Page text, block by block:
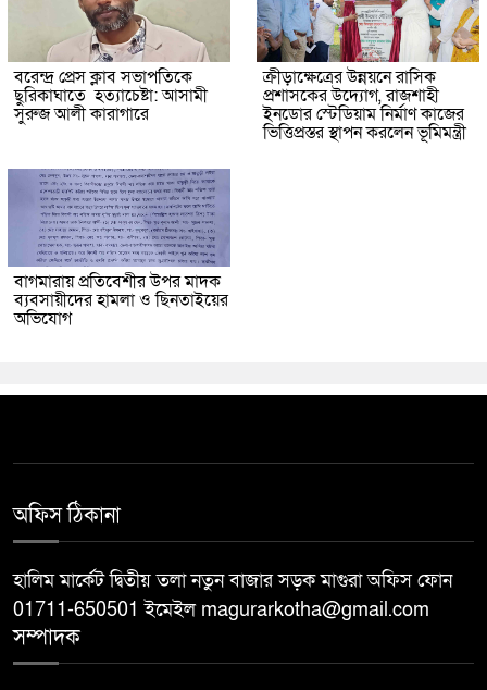
বরেন্দ্র প্রেস ক্লাব সভাপতিকে
ছুরিকাঘাতে হত্যাচেষ্টা: আসামী
সুরুজ আলী কারাগারে
ক্রীড়াক্ষেত্রের উন্নয়নে রাসিক
প্রশাসকের উদ্যোগ, রাজশাহী
ইনডোর স্টেডিয়াম নির্মাণ কাজের
ভিত্তিপ্রস্তর স্থাপন করলেন ভূমিমন্ত্রী
বাগমারায় প্রতিবেশীর উপর মাদক
ব্যবসায়ীদের হামলা ও ছিনতাইয়ের
অভিযোগ
অফিস ঠিকানা
হালিম মার্কেট দ্বিতীয় তলা নতুন বাজার সড়ক মাগুরা অফিস ফোন
01711-650501 ইমেইল magurarkotha@gmail.com
সম্পাদক